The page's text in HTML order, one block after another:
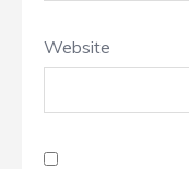
Website